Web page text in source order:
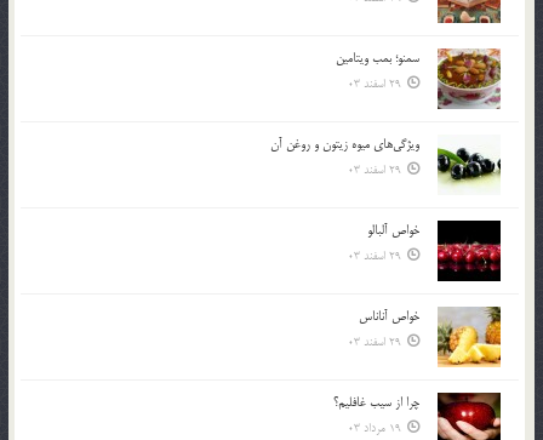
سمنو؛ بمب ويتامين
29 اسفند 03
ويژگي‌هاي ميوه زيتون و روغن آن
29 اسفند 03
خواص آلبالو
29 اسفند 03
خواص آناناس
29 اسفند 03
چرا از سيب غافليم؟
19 مرداد 03